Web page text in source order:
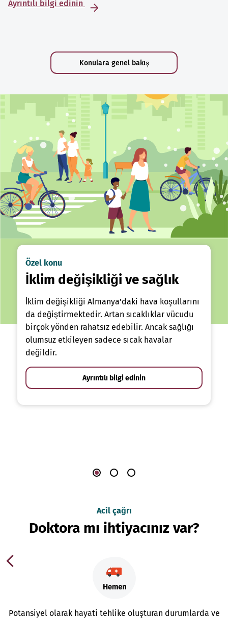
Ayrıntılı bilgi edinin
Konulara genel bakış
Özel konu
İklim değişikliği ve sağlık
İklim değişikliği Almanya'daki hava koşullarını
da değiştirmektedir. Artan sıcaklıklar vücudu
birçok yönden rahatsız edebilir. Ancak sağlığı
olumsuz etkileyen sadece sıcak havalar
değildir.
Ayrıntılı bilgi edinin
Acil çağrı
Doktora mı ihtiyacınız var?
Potansiyel olarak hayati tehlike oluşturan durumlarda ve